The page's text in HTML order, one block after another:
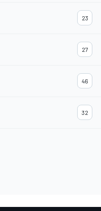
23
27
46
32